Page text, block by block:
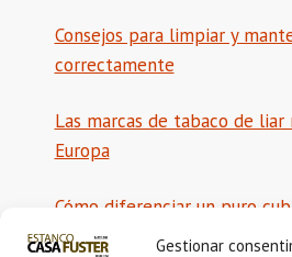
Gestionar
Consejos para limpiar y
correctamente
Las marcas de tabaco de liar
Europa
Cómo diferenciar un puro
imitación